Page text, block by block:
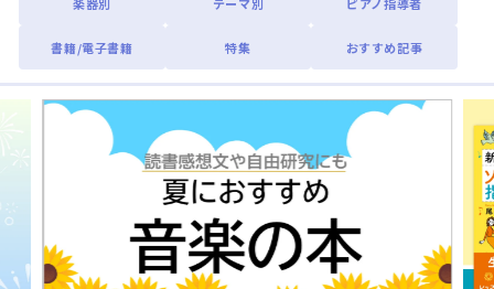
書籍/電子書籍 特集 おすすめ記事